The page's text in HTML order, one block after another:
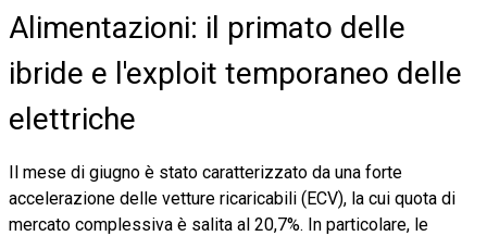
Alimentazioni: il primato delle
ibride e l'exploit temporaneo delle
elettriche
Il mese di giugno è stato caratterizzato da una forte
accelerazione delle vetture ricaricabili (ECV), la cui quota di
mercato complessiva è salita al 20,7%. In particolare, le